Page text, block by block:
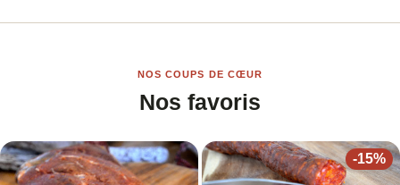
NOS COUPS DE CŒUR
Nos favoris
-15%